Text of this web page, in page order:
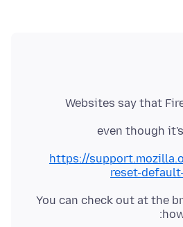
Websites say that
even though
https://
reset-
You can check out at the